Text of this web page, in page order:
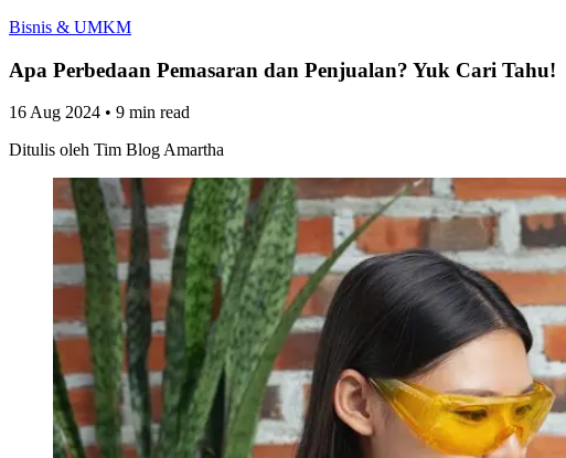
Bisnis & UMKM
Apa Perbedaan Pemasaran dan Penjualan? Yuk Cari Tahu!
16 Aug 2024 • 9 min read
Ditulis oleh Tim Blog Amartha